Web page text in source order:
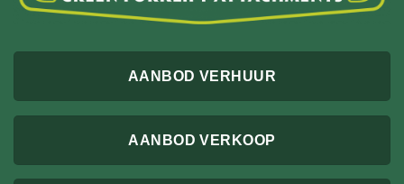
AANBOD VERHUUR
AANBOD VERKOOP